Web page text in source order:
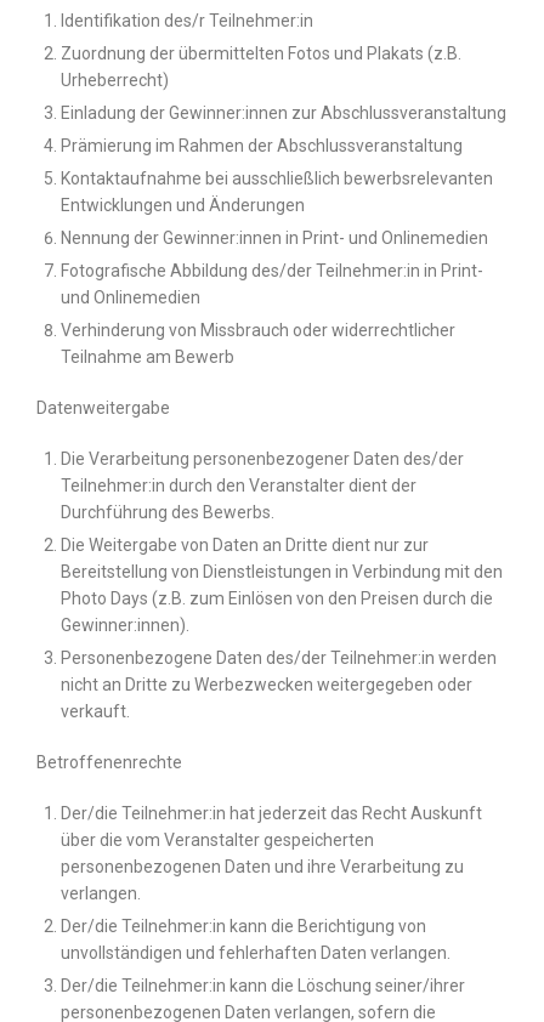
Identifikation des/r Teilnehmer:in
Zuordnung der übermittelten Fotos und Plakats (z.B.
Urheberrecht)
Einladung der Gewinner:innen zur Abschlussveranstaltung
Prämierung im Rahmen der Abschlussveranstaltung
Kontaktaufnahme bei ausschließlich bewerbsrelevanten
Entwicklungen und Änderungen
Nennung der Gewinner:innen in Print- und Onlinemedien
Fotografische Abbildung des/der Teilnehmer:in in Print-
und Onlinemedien
Verhinderung von Missbrauch oder widerrechtlicher
Teilnahme am Bewerb
Datenweitergabe
Die Verarbeitung personenbezogener Daten des/der
Teilnehmer:in durch den Veranstalter dient der
Durchführung des Bewerbs.
Die Weitergabe von Daten an Dritte dient nur zur
Bereitstellung von Dienstleistungen in Verbindung mit den
Photo Days (z.B. zum Einlösen von den Preisen durch die
Gewinner:innen).
Personenbezogene Daten des/der Teilnehmer:in werden
nicht an Dritte zu Werbezwecken weitergegeben oder
verkauft.
Betroffenenrechte
Der/die Teilnehmer:in hat jederzeit das Recht Auskunft
über die vom Veranstalter gespeicherten
personenbezogenen Daten und ihre Verarbeitung zu
verlangen.
Der/die Teilnehmer:in kann die Berichtigung von
unvollständigen und fehlerhaften Daten verlangen.
Der/die Teilnehmer:in kann die Löschung seiner/ihrer
personenbezogenen Daten verlangen, sofern die